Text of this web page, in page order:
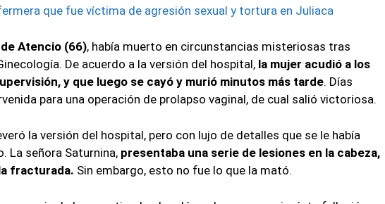
que fue víctima de agresión sexual y tortura en Juliaca
Atencio (66), había muerto en circunstancias misteriosas tras
De acuerdo a la versión del hospital, la mujer acudió a los
y que luego se cayó y murió minutos más tarde. Días
para una operación de prolapso vaginal, de cual salió victoriosa.
la versión del hospital, pero con lujo de detalles que se le había
La señora Saturnina, presentaba una serie de lesiones en la cabeza,
fracturada. Sin embargo, esto no fue lo que la mató.